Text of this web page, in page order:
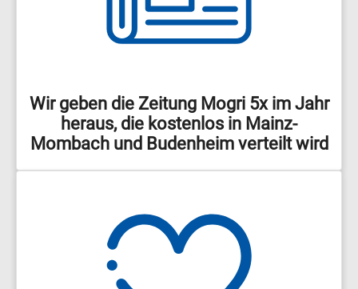
Wir geben die Zeitung Mogri 5x im Jahr
heraus, die kostenlos in Mainz-
Mombach und Budenheim verteilt wird